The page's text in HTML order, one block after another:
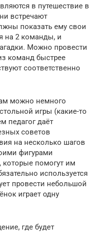
в путешествие в
встречают
показать ему свои
на 2 команды, и
Можно провести
команд быстрее
соответственно
можно немного
игры (какие-то
педагог даёт
советов
на несколько шагов
фигурами
которые помогут им
используется
провести небольшой
играет одну
где будет